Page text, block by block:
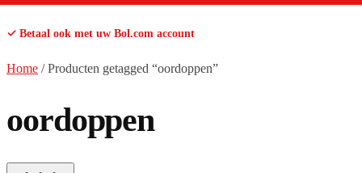
✓ Betaal ook met uw Bol.com account
Home /Producten getagged “oordoppen”
oordoppen